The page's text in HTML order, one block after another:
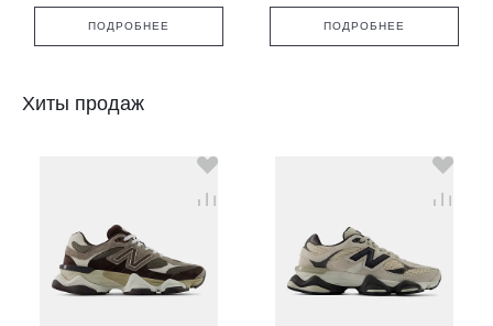
ПОДРОБНЕЕ ПОДРОБНЕЕ
Хиты продаж